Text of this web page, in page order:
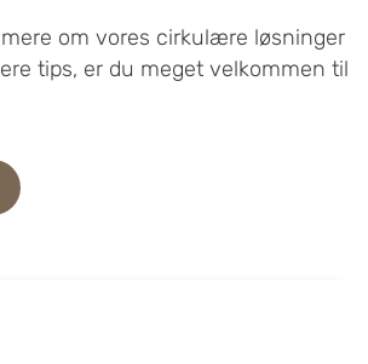
om vores cirkulære løsninger
tips, er du meget velkommen til